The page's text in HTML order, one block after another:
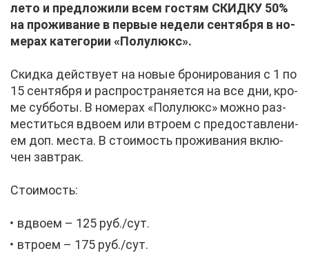
ле­то и пред­ло­жи­ли всем го­стям СКИД­КУ 50%
на про­жи­ва­ние в пер­вые неде­ли сен­тяб­ря в но­
ме­рах ка­те­го­рии «По­лу­люкс».
Скид­ка дей­ству­ет на но­вые бро­ни­ро­ва­ния с 1 по
15 сен­тяб­ря и рас­про­стра­ня­ет­ся на все дни, кро­
ме суб­бо­ты. В но­ме­рах «По­лу­люкс» мож­но раз­
ме­стить­ся вдво­ем или втро­ем с предо­став­ле­ни­
ем доп. ме­ста. В сто­и­мость про­жи­ва­ния вклю­
чен зав­трак.
Сто­и­мость:
вдво­ем – 125 руб./сут.
втро­ем – 175 руб./сут.